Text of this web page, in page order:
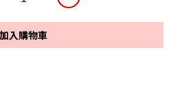
加入購物車